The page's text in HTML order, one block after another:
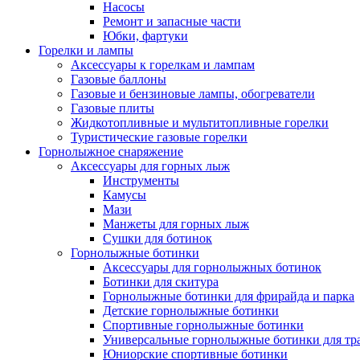
Насосы
Ремонт и запасные части
Юбки, фартуки
Горелки и лампы
Аксессуары к горелкам и лампам
Газовые баллоны
Газовые и бензиновые лампы, обогреватели
Газовые плиты
Жидкотопливные и мультитопливные горелки
Туристические газовые горелки
Горнолыжное снаряжение
Аксессуары для горных лыж
Инструменты
Камусы
Мази
Манжеты для горных лыж
Сушки для ботинок
Горнолыжные ботинки
Аксессуары для горнолыжных ботинок
Ботинки для скитура
Горнолыжные ботинки для фрирайда и парка
Детские горнолыжные ботинки
Спортивные горнолыжные ботинки
Универсальные горнолыжные ботинки для
Юниорские спортивные ботинки